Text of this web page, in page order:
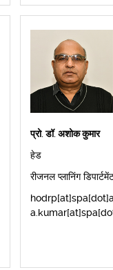
प्रो. डॉ. अशोक कुमार
हेड
रीजनल प्लानिंग